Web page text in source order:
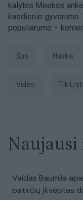
kalytės Meekos
kasdienio
populiarumo –
Šuo haskis
Video tik
Vaidas Baumila
patirčių įkvėptas